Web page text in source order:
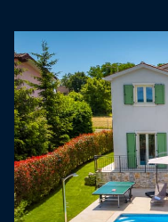
posezením a grilem,
pod širým nebem.
soukromá parkovací
Vila nabízí 150 m²
dvou plně
nachází moderní,
koutem, pohodlný
vstupem na terasu,